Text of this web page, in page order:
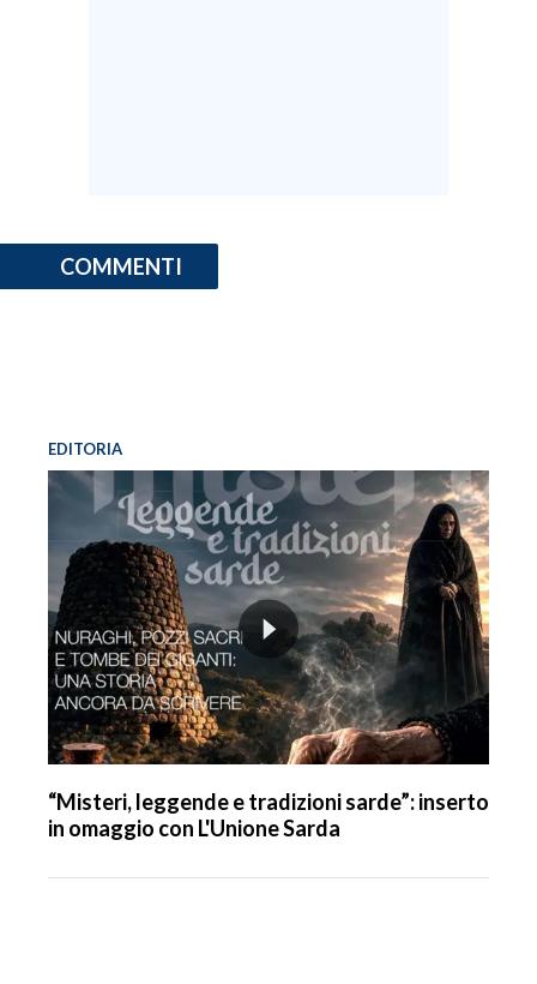
COMMENTI
EDITORIA
“Misteri, leggende e tradizioni sarde”: inserto
in omaggio con L'Unione Sarda